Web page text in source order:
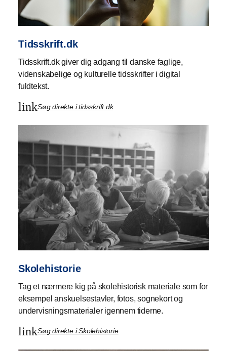
Tidsskrift.dk
Tidsskrift.dk giver dig adgang til danske faglige,
videnskabelige og kulturelle tidsskrifter i digital
fuldtekst.
linkSøg direkte i tidsskrift.dk
Skolehistorie
Tag et nærmere kig på skolehistorisk materiale som for
eksempel anskuelsestavler, fotos, sognekort og
undervisningsmaterialer igennem tiderne.
linkSøg direkte i Skolehistorie